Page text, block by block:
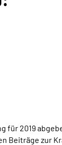
für 2019
Beiträge zur